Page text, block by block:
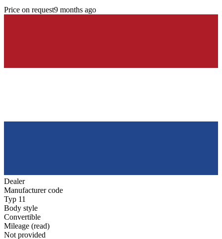
Price on request9 months ago
Dealer
Manufacturer code
Typ 11
Body style
Convertible
Mileage (read)
Not provided